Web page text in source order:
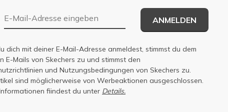
E-Mail-Adresse
ANMELDEN
dich mit deiner E-Mail-Adresse anmeldest, stimmst du dem
E-Mails von Skechers zu und stimmst den
und Nutzungsbedingungen von Skechers zu.
sind möglicherweise von Werbeaktionen ausgeschlossen.
fiindest du unter Details.